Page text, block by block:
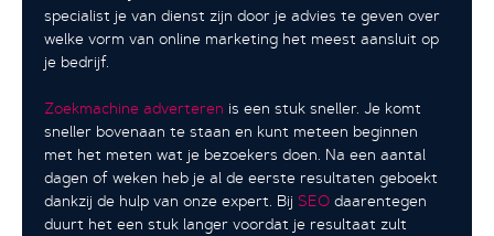
specialist je van dienst zijn door je advies te geven over
welke vorm van online marketing het meest aansluit op
je bedrijf.
Zoekmachine adverteren is een stuk sneller. Je komt
sneller bovenaan te staan en kunt meteen beginnen
met het meten wat je bezoekers doen. Na een aantal
dagen of weken heb je al de eerste resultaten geboekt
dankzij de hulp van onze expert. Bij SEO daarentegen
duurt het een stuk langer voordat je resultaat zult